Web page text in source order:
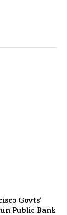
Govts’
Public Bank